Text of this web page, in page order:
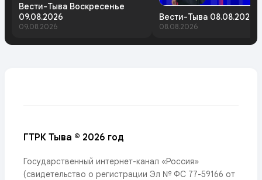
Вести-Тыва Воскресенье
09.08.2026
09.08.2026
Вести-Тыва 08.08.2026
08.08.2026
ГТРК Тыва © 2026 год
Государственный интернет-канал «Россия»
(свидетельство о регистрации Эл № ФС 77-59166 от